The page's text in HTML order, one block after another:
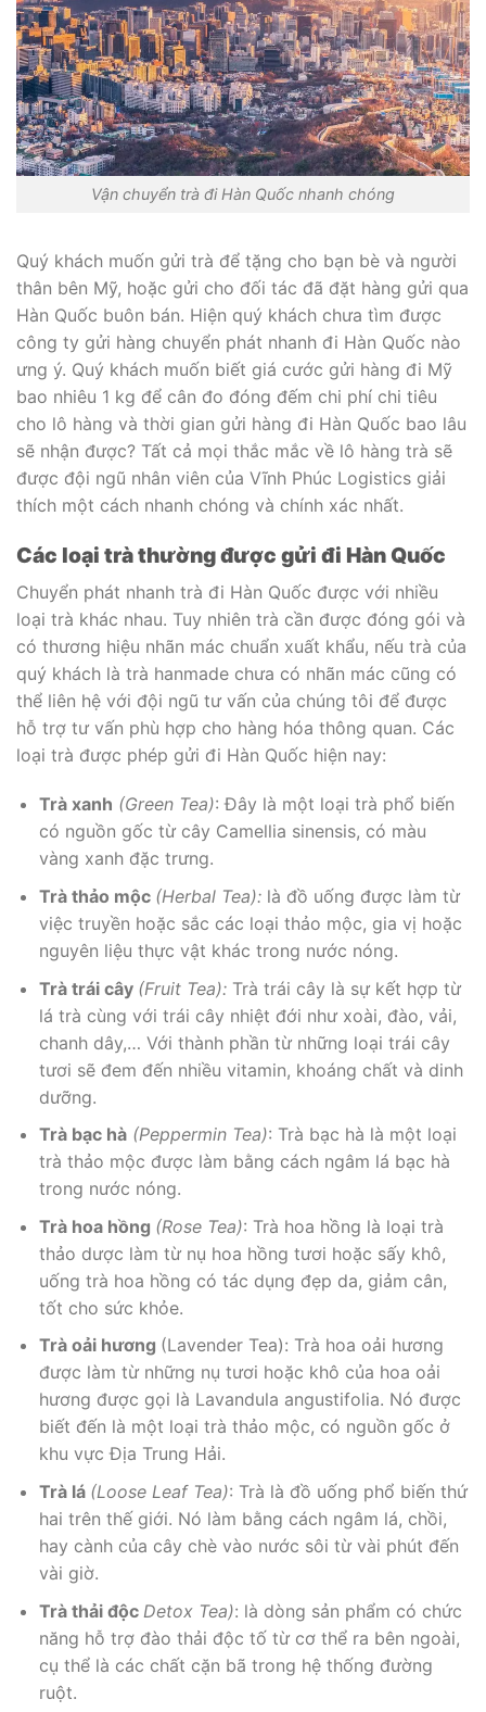
Vận chuyển trà đi Hàn Quốc nhanh chóng
Quý khách muốn gửi trà để tặng cho bạn bè và người
thân bên Mỹ, hoặc gửi cho đối tác đã đặt hàng gửi qua
Hàn Quốc buôn bán. Hiện quý khách chưa tìm được
công ty gửi hàng chuyển phát nhanh đi Hàn Quốc nào
ưng ý. Quý khách muốn biết giá cước gửi hàng đi Mỹ
bao nhiêu 1 kg để cân đo đóng đếm chi phí chi tiêu
cho lô hàng và thời gian gửi hàng đi Hàn Quốc bao lâu
sẽ nhận được? Tất cả mọi thắc mắc về lô hàng trà sẽ
được đội ngũ nhân viên của Vĩnh Phúc Logistics giải
thích một cách nhanh chóng và chính xác nhất.
Các loại trà thường được gửi đi Hàn Quốc
Chuyển phát nhanh trà đi Hàn Quốc được với nhiều
loại trà khác nhau. Tuy nhiên trà cần được đóng gói và
có thương hiệu nhãn mác chuẩn xuất khẩu, nếu trà của
quý khách là trà hanmade chưa có nhãn mác cũng có
thể liên hệ với đội ngũ tư vấn của chúng tôi để được
hỗ trợ tư vấn phù hợp cho hàng hóa thông quan. Các
loại trà được phép gửi đi Hàn Quốc hiện nay:
Trà xanh (Green Tea): Đây là một loại trà phổ biến
có nguồn gốc từ cây Camellia sinensis, có màu
vàng xanh đặc trưng.
Trà thảo mộc (Herbal Tea): là đồ uống được làm từ
việc truyền hoặc sắc các loại thảo mộc, gia vị hoặc
nguyên liệu thực vật khác trong nước nóng.
Trà trái cây (Fruit Tea): Trà trái cây là sự kết hợp từ
lá trà cùng với trái cây nhiệt đới như xoài, đào, vải,
chanh dây,… Với thành phần từ những loại trái cây
tươi sẽ đem đến nhiều vitamin, khoáng chất và dinh
dưỡng.
Trà bạc hà (Peppermin Tea): Trà bạc hà là một loại
trà thảo mộc được làm bằng cách ngâm lá bạc hà
trong nước nóng.
Trà hoa hồng (Rose Tea): Trà hoa hồng là loại trà
thảo dược làm từ nụ hoa hồng tươi hoặc sấy khô,
uống trà hoa hồng có tác dụng đẹp da, giảm cân,
tốt cho sức khỏe.
Trà oải hương (Lavender Tea): Trà hoa oải hương
được làm từ những nụ tươi hoặc khô của hoa oải
hương được gọi là Lavandula angustifolia. Nó được
biết đến là một loại trà thảo mộc, có nguồn gốc ở
khu vực Địa Trung Hải.
Trà lá (Loose Leaf Tea): Trà là đồ uống phổ biến thứ
hai trên thế giới. Nó làm bằng cách ngâm lá, chồi,
hay cành của cây chè vào nước sôi từ vài phút đến
vài giờ.
Trà thải độc Detox Tea): là dòng sản phẩm có chức
năng hỗ trợ đào thải độc tố từ cơ thể ra bên ngoài,
cụ thể là các chất cặn bã trong hệ thống đường
ruột.